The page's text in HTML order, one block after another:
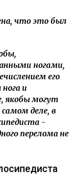
что это был
ногами,
его
и
якобы могут
деле, в
-
перелома не